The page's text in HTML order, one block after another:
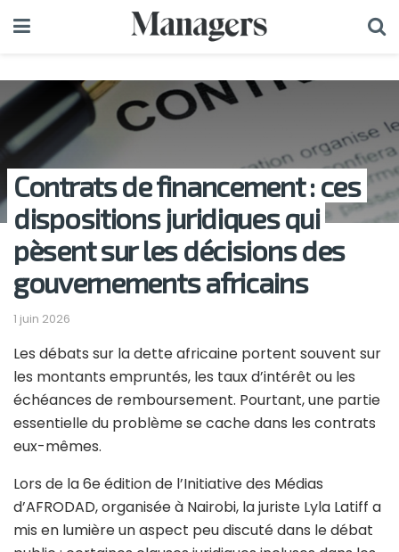
Contrats de financement : ces
dispositions juridiques qui
pèsent sur les décisions des
gouvernements africains
1 juin 2026
Les débats sur la dette africaine portent souvent sur
les montants empruntés, les taux d’intérêt ou les
échéances de remboursement. Pourtant, une partie
essentielle du problème se cache dans les contrats
eux-mêmes.
Lors de la 6e édition de l’Initiative des Médias
d’AFRODAD, organisée à Nairobi, la juriste Lyla Latiff a
mis en lumière un aspect peu discuté dans le débat